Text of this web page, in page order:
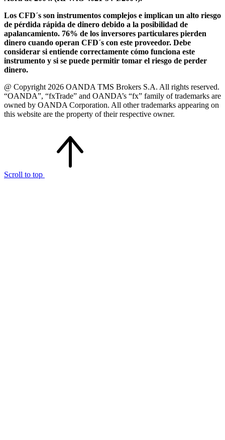
Los CFD´s son instrumentos complejos e implican un alto riesgo
de pérdida rápida de dinero debido a la posibilidad de
apalancamiento. 76% de los inversores particulares pierden
dinero cuando operan CFD´s con este proveedor. Debe
considerar si entiende correctamente cómo funciona este
instrumento y si se puede permitir tomar el riesgo de perder
dinero.
@ Copyright 2026 OANDA TMS Brokers S.A. All rights reserved.
“OANDA”, “fxTrade” and OANDA’s “fx” family of trademarks are
owned by OANDA Corporation. All other trademarks appearing on
this website are the property of their respective owner.
Scroll to top